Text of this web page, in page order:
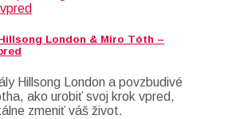
London & Miro Tóth –
Hillsong London a povzbudivé
ako urobiť svoj krok vpred,
zmeniť váš život.